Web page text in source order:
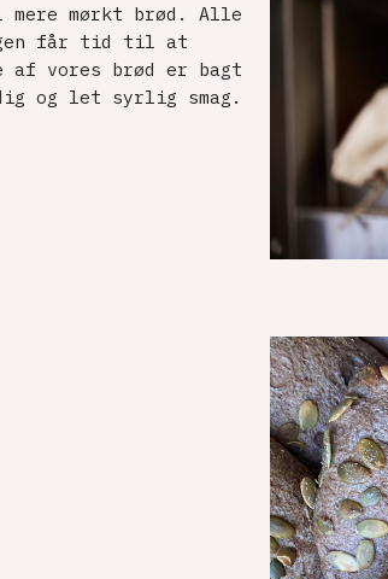
mørkt brød. Alle
får tid til at
vores brød er bagt
og let syrlig smag.